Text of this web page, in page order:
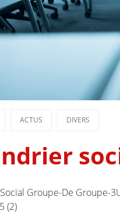
ACTUS DIVERS
Groupe-De Groupe-
(2)